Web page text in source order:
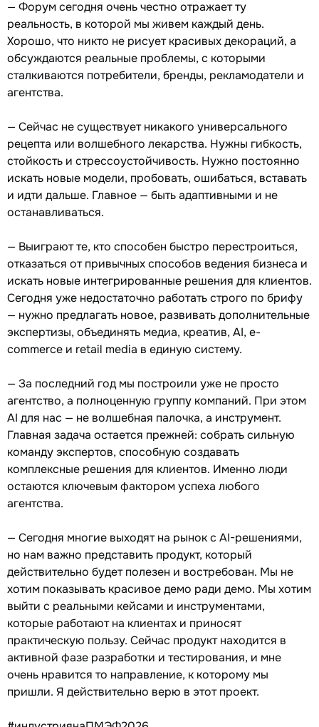
— Форум сегодня очень честно отражает ту
реальность, в которой мы живем каждый день.
Хорошо, что никто не рисует красивых декораций, а
обсуждаются реальные проблемы, с которыми
сталкиваются потребители, бренды, рекламодатели и
агентства.
— Сейчас не существует никакого универсального
рецепта или волшебного лекарства. Нужны гибкость,
стойкость и стрессоустойчивость. Нужно постоянно
искать новые модели, пробовать, ошибаться, вставать
и идти дальше. Главное — быть адаптивными и не
останавливаться.
— Выиграют те, кто способен быстро перестроиться,
отказаться от привычных способов ведения бизнеса и
искать новые интегрированные решения для клиентов.
Сегодня уже недостаточно работать строго по брифу
— нужно предлагать новое, развивать дополнительные
экспертизы, объединять медиа, креатив, AI, e-
commerce и retail media в единую систему.
— За последний год мы построили уже не просто
агентство, а полноценную группу компаний. При этом
AI для нас — не волшебная палочка, а инструмент.
Главная задача остается прежней: собрать сильную
команду экспертов, способную создавать
комплексные решения для клиентов. Именно люди
остаются ключевым фактором успеха любого
агентства.
— Сегодня многие выходят на рынок с AI-решениями,
но нам важно представить продукт, который
действительно будет полезен и востребован. Мы не
хотим показывать красивое демо ради демо. Мы хотим
выйти с реальными кейсами и инструментами,
которые работают на клиентах и приносят
практическую пользу. Сейчас продукт находится в
активной фазе разработки и тестирования, и мне
очень нравится то направление, к которому мы
пришли. Я действительно верю в этот проект.